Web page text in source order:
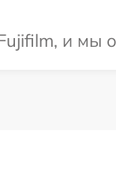
и мы